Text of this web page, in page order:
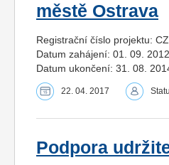
městě Ostrava
Registrační číslo projektu:
Datum zahájení: 01. 09. 2012
Datum ukončení: 31. 08.
22. 04. 2017
Podpora